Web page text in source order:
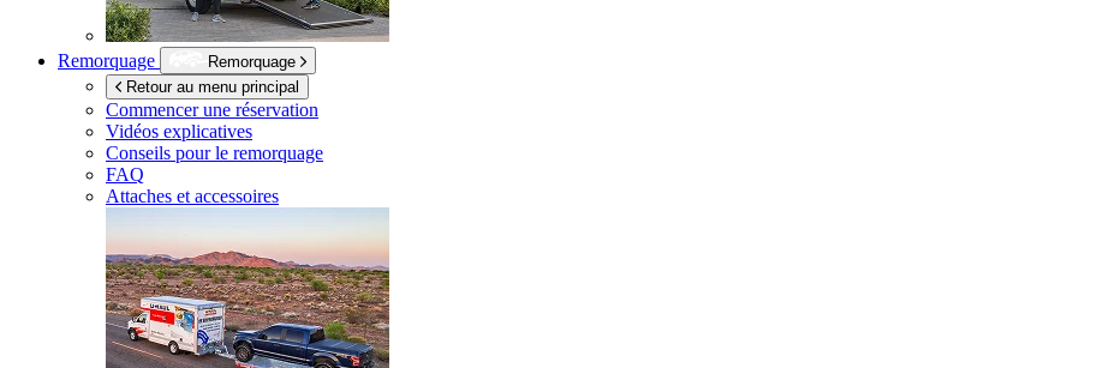
Remorquage
Remorquage
Retour au menu principal
Commencer une réservation
Vidéos explicatives
Conseils pour le remorquage
FAQ
Attaches et accessoires